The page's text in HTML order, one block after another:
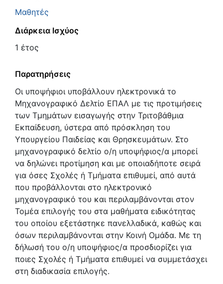
Μαθητές
Διάρκεια Ισχύος
1 έτος
Παρατηρήσεις
Οι υποψήφιοι υποβάλλουν ηλεκτρονικά το
Μηχανογραφικό Δελτίο ΕΠΑΛ με τις προτιμήσεις
των Τμημάτων εισαγωγής στην Τριτοβάθμια
Εκπαίδευση, ύστερα από πρόσκληση του
Υπουργείου Παιδείας και Θρησκευμάτων. Στο
μηχανογραφικό δελτίο ο/η υποψήφιος/α μπορεί
να δηλώνει προτίμηση και με οποιαδήποτε σειρά
για όσες Σχολές ή Τμήματα επιθυμεί, από αυτά
που προβάλλονται στο ηλεκτρονικό
μηχανογραφικό του και περιλαμβάνονται στον
Τομέα επιλογής του στα μαθήματα ειδικότητας
του οποίου εξετάστηκε πανελλαδικά, καθώς και
όσων περιλαμβάνονται στην Κοινή Ομάδα. Με τη
δήλωσή του ο/η υποψήφιος/α προσδιορίζει για
ποιες Σχολές ή Τμήματα επιθυμεί να συμμετάσχει
στη διαδικασία επιλογής.